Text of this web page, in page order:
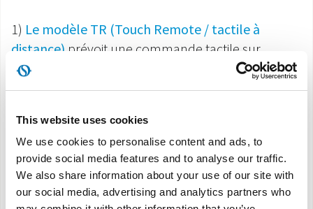
This website uses cookies
We use cookies to personalise content and ads, to
provide social media features and to analyse our traffic.
We also share information about your use of our site with
our social media, advertising and analytics partners who
1) Le modèle TR (Touch Remote / tactile à
distance) prévoit une commande tactile sur
l’appareil et une télécommande (fournie dans
l’équipement). Par ailleurs, à travers une sélection
grâce à une commande murale Olimpia Splendid
ou une domotique, à travers le protocole de signal
Modbus RS485.
2)Le modèle AR (Analogic Remote / analogique à